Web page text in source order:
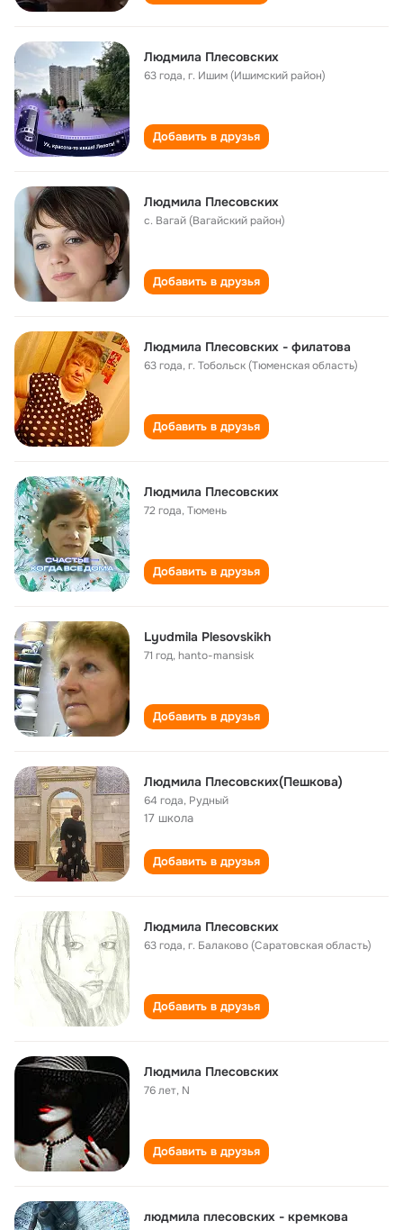
Людмила Плесовских
63 года,г. Ишим (Ишимский район)
Добавить в друзья
Людмила Плесовских
с. Вагай (Вагайский район)
Добавить в друзья
Людмила Плесовских - филатова
63 года,г. Тобольск (Тюменская область)
Добавить в друзья
Людмила Плесовских
72 года,Тюмень
Добавить в друзья
Lyudmila Plesovskikh
71 год,hanto-mansisk
Добавить в друзья
Людмила Плесовских(Пешкова)
64 года, Рудный
17 школа
Добавить в друзья
Людмила Плесовских
63 года,г. Балаково (Саратовская область)
Добавить в друзья
Людмила Плесовских
76 лет, N
Добавить в друзья
людмила плесовских - кремкова